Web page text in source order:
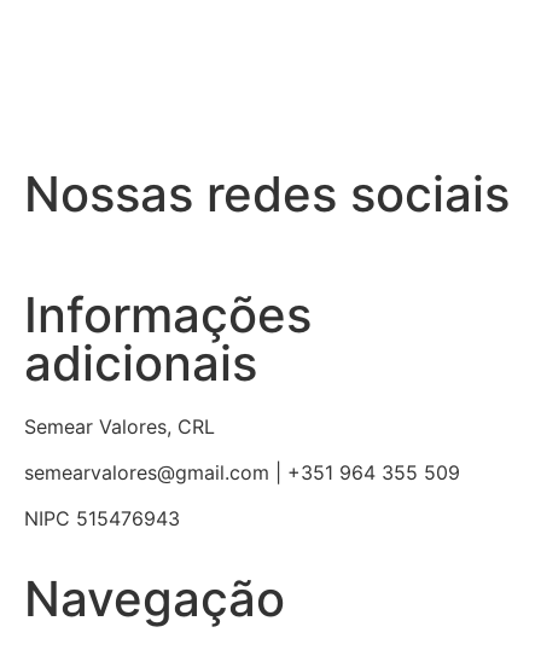
Nossas redes sociais
Informações
adicionais
Semear Valores, CRL
semearvalores@gmail.com | +351 964 355 509
NIPC 515476943
Navegação